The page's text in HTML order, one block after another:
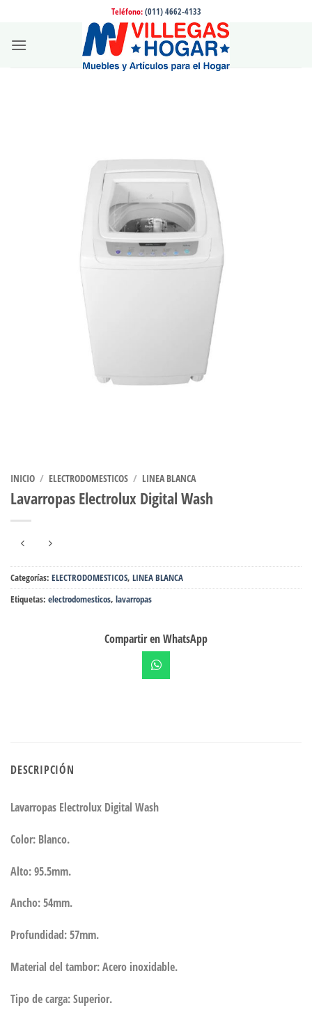
contenido
Teléfono: (011) 4662-4133
INICIO / ELECTRODOMESTICOS / LINEA BLANCA
Lavarropas Electrolux Digital Wash
Categorías: ELECTRODOMESTICOS, LINEA BLANCA
Etiquetas: electrodomesticos, lavarropas
Compartir en WhatsApp
DESCRIPCIÓN
Lavarropas Electrolux Digital Wash
Color: Blanco.
Alto: 95.5mm.
Ancho: 54mm.
Profundidad: 57mm.
Material del tambor: Acero inoxidable.
Tipo de carga: Superior.